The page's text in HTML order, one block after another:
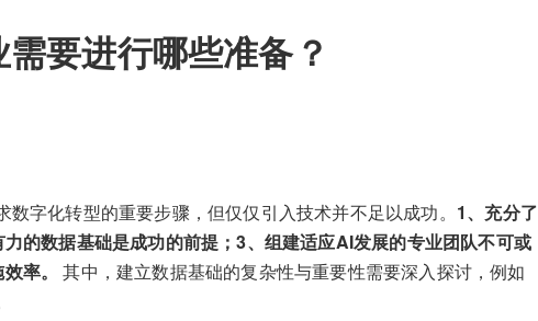
要进行哪些准备？
字化转型的重要步骤，但仅仅引入技术并不足以成功。 1、充分了
的数据基础是成功的前提；3、组建适应AI发展的专业团队不可或
率。
其中，建立数据基础的复杂性与重要性需要深入探讨，例如